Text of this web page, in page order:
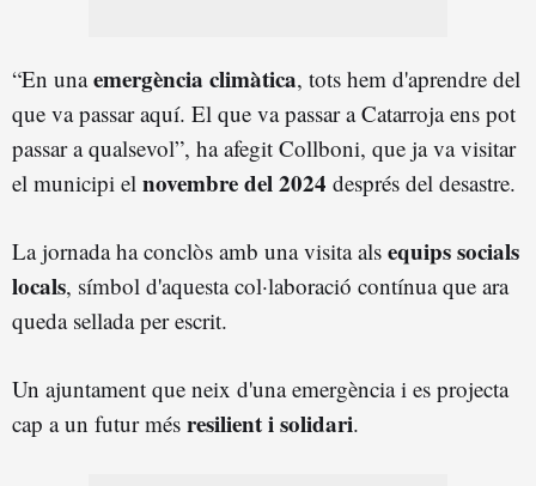
“En unaemergència climàtica, tots hem d'aprendre del
que va passar aquí. El que va passar a Catarroja ens pot
passar a qualsevol”, ha afegit Collboni, que ja va visitar
el municipi el novembre del 2024 després del desastre.
La jornada ha conclòs amb una visita als equips socials
locals, símbol d'aquesta col·laboració contínua que ara
queda sellada per escrit.
Un ajuntament que neix d'una emergència i es projecta
cap a un futur més resilient i solidari.